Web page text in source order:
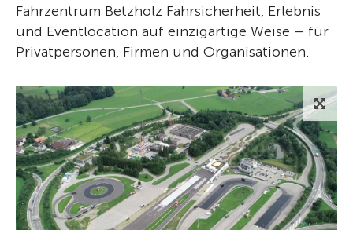
Fahrzentrum Betzholz Fahrsicherheit, Erlebnis
und Eventlocation auf einzigartige Weise – für
Privatpersonen, Firmen und Organisationen.